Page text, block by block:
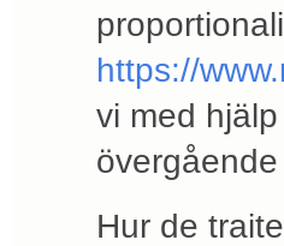
https://
vi med
Hur de